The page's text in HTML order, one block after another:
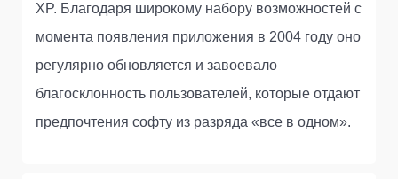
XP. Благодаря широкому набору возможностей с
момента появления приложения в 2004 году оно
регулярно обновляется и завоевало
благосклонность пользователей, которые отдают
предпочтения софту из разряда «все в одном».